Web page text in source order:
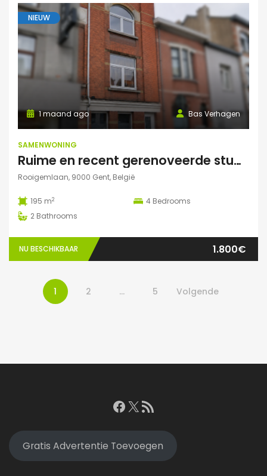
NIEUW
Bas Verhagen
1 maand ago
SAMENWONING
Ruime en recent gerenoveerde studentenwoning op toplocatie in Gent
Rooigemlaan, 9000 Gent, België
195 m2 4 Bedrooms
2 Bathrooms
NU BESCHIKBAAR 1.800€
1 2 … 5 Volgende
Facebook
X RSS feed
Gratis Advertentie Toevoegen